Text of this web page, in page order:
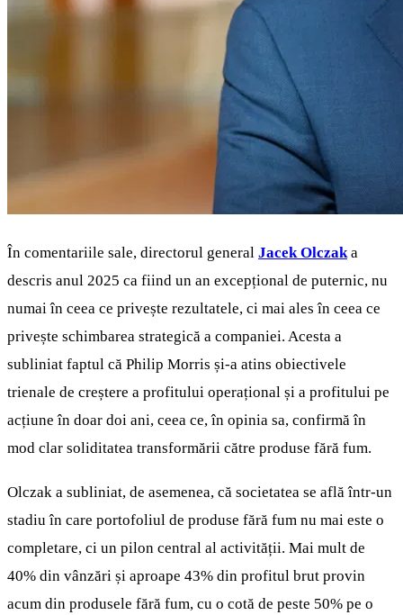
În comentariile sale, directorul general Jacek Olczaka
descris anul 2025 ca fiind un an excepțional de puternic, nu
numai în ceea ce privește rezultatele, ci mai ales în ceea ce
privește schimbarea strategică a companiei. Acesta a
subliniat faptul că Philip Morris și-a atins obiectivele
trienale de creștere a profitului operațional și a profitului pe
acțiune în doar doi ani, ceea ce, în opinia sa, confirmă în
mod clar soliditatea transformării către produse fără fum.
Olczak a subliniat, de asemenea, că societatea se află într-un
stadiu în care portofoliul de produse fără fum nu mai este o
completare, ci un pilon central al activității. Mai mult de
40% din vânzări și aproape 43% din profitul brut provin
acum din produsele fără fum, cu o cotă de peste 50% pe o